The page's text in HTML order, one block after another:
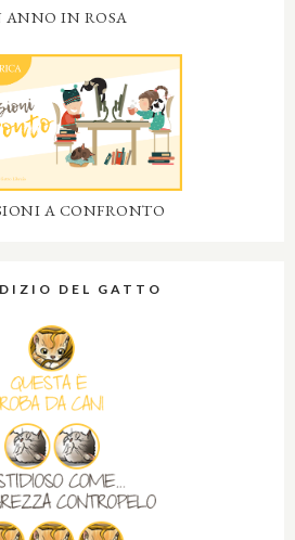
ANNO IN ROSA
A CONFRONTO
DEL GATTO